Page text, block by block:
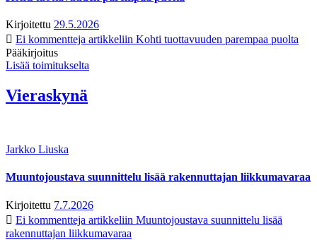
Kirjoitettu 29.5.2026
Ei kommentteja artikkeliin Kohti tuottavuuden parempaa puolta
Pääkirjoitus
Lisää toimitukselta
Vieraskynä
Jarkko Liuska
Muuntojoustava suunnittelu lisää rakennuttajan liikkumavaraa
Kirjoitettu 7.7.2026
Ei kommentteja artikkeliin Muuntojoustava suunnittelu lisää
rakennuttajan liikkumavaraa